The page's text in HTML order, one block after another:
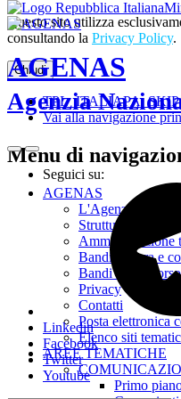
Questo sito utilizza
consultando la Privacy Policy.
Chiudi
Vai alla navigazione
AGENAS
Agenzia
Seguici su:
Linkedin
Facebook
Twitter
Youtube
Menu di
AGENAS
L'Agenzia
Struttura
Amministrazione
Bandi di gara e
Bandi di concorso
Privacy
Contatti
Posta elettronica
Elenco siti
AREE TEMATICHE
Primo